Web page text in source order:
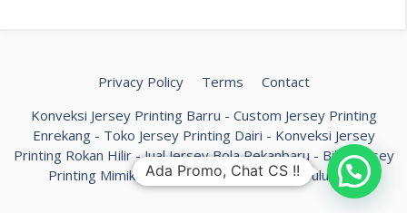
Privacy Policy Terms
Contact
Konveksi Jersey Printing Barru - Custom Jersey Printing
Enrekang- Toko Jersey Printing Dairi - Konveksi Jersey
Printing Rokan Hilir-Jual Jersey Bola Pekanbaru- Bikin Jersey
Printing Mimika -Custom Jersey Printing Bulungan
Ada Promo, Chat CS !!